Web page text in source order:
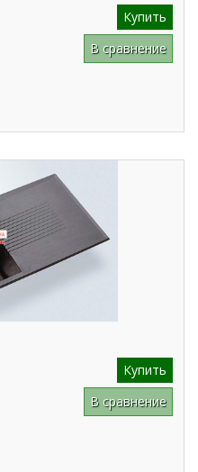
Купить
В сравнение
Купить
В сравнение